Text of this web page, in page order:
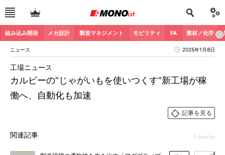
組み込み開発 メカ設計 製造マネジメント モビリティ FA 素材／化学
ニュース 2025年1月8日
カルビーの“じゃがいもを使いつくす”新工場が稼
働へ、自動化も加速
工場ニュース
記事を見る
関連記事 5 Articles